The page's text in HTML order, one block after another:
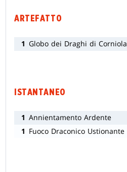
ARTEFATTO
1 Globo dei Draghi di Corniola
ISTANTANEO
1 Annientamento Ardente
1 Fuoco Draconico Ustionante